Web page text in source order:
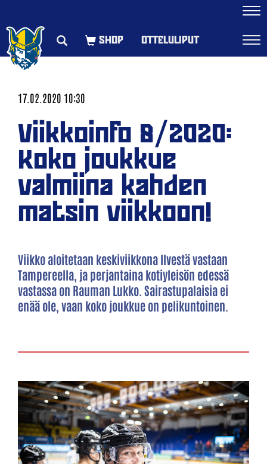
OTTELULIPUT
17.02.2020 10:30
Viikkoinfo 8/2020:
Koko joukkue
valmiina kahden
matsin viikkoon!
Viikko aloitetaan keskiviikkona Ilvestä vastaan
Tampereella, ja perjantaina kotiyleisön edessä
vastassa on Rauman Lukko. Sairastupalaisia ei
enää ole, vaan koko joukkue on pelikuntoinen.